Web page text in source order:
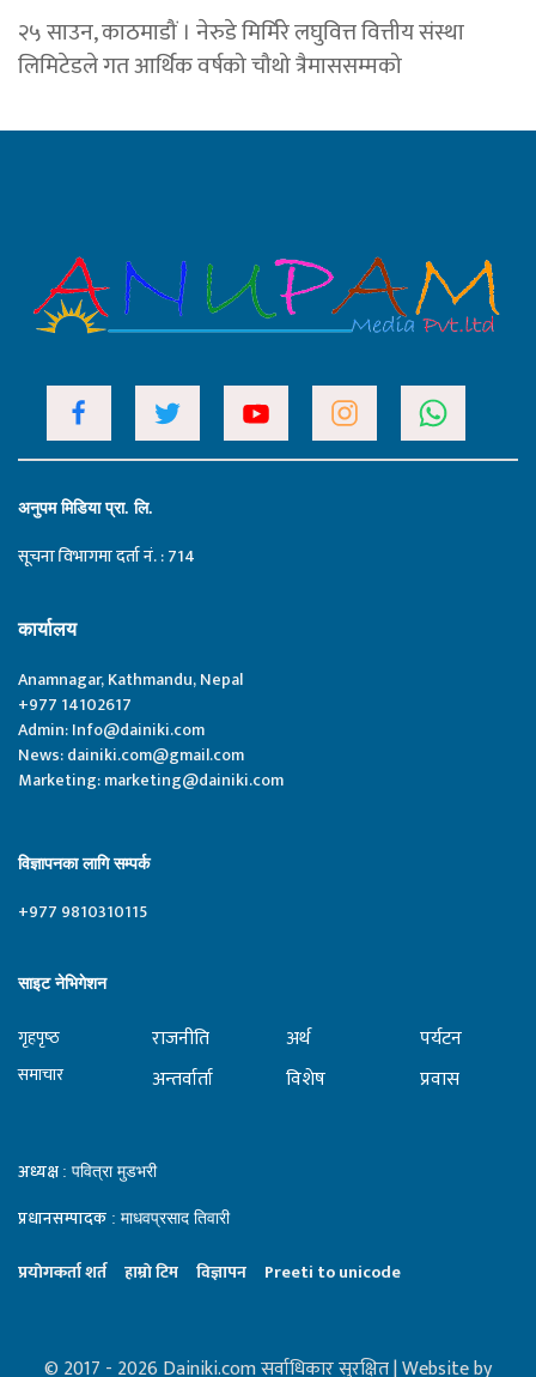
२५ साउन, काठमाडौं । नेरुडे मिर्मिरे लघुवित्त वित्तीय संस्था
लिमिटेडले गत आर्थिक वर्षको चौथो त्रैमाससम्मको
अनुपम मिडिया प्रा. लि.
सूचना विभागमा दर्ता नं. : 714
कार्यालय
Anamnagar, Kathmandu, Nepal
+977 14102617
Admin:Info@dainiki.com
News:dainiki.com@gmail.com
Marketing:marketing@dainiki.com
विज्ञापनका लागि सम्पर्क
+977 9810310115
साइट नेभिगेशन
गृहपृष्‍ठ
समाचार
राजनीति
अन्तर्वार्ता
अर्थ
विशेष
पर्यटन
प्रवास
अध्यक्ष : पवित्रा मुडभरी
प्रधानसम्पादक : माधवप्रसाद तिवारी
प्रयाेगकर्ता शर्त हाम्राे टिम विज्ञापन Preeti to unicode
© 2017 - 2026 Dainiki.com सर्वाधिकार सुरक्षित | Website by